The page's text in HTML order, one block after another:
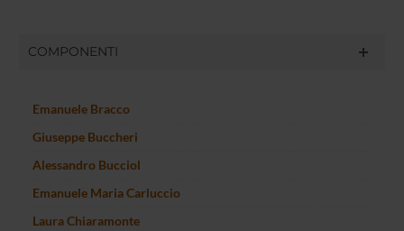
COMPONENTI
Emanuele Bracco
Giuseppe Buccheri
Alessandro Bucciol
Emanuele Maria Carluccio
Laura Chiaramonte